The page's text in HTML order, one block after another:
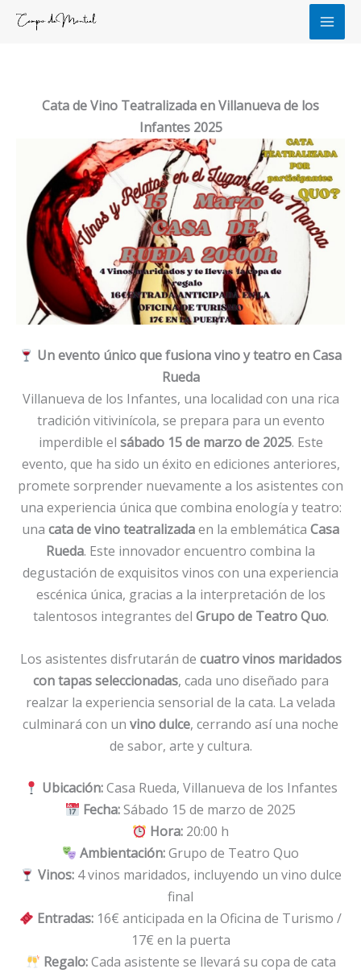
Cata de Vino Teatralizada en Villanueva de los
Infantes 2025
Un evento único que fusiona vino y teatro en Casa
Rueda
Villanueva de los Infantes, una localidad con una rica
tradición vitivinícola, se prepara para un evento
imperdible el sábado 15 de marzo de 2025. Este
evento, que ha sido un éxito en ediciones anteriores,
promete sorprender nuevamente a los asistentes con
una experiencia única que combina enología y teatro:
una cata de vino teatralizadaen la emblemática Casa
Rueda. Este innovador encuentro combina la
degustación de exquisitos vinos con una experiencia
escénica única, gracias a la interpretación de los
talentosos integrantes del Grupo de Teatro Quo.
Los asistentes disfrutarán de cuatro vinos maridados
con tapas seleccionadas, cada uno diseñado para
realzar la experiencia sensorial de la cata. La velada
culminará con un vino dulce, cerrando así una noche
de sabor, arte y cultura.
Ubicación:Casa Rueda, Villanueva de los Infantes
Fecha:Sábado 15 de marzo de 2025
Hora: 20:00 h
Ambientación:Grupo de Teatro Quo
Vinos:4 vinos maridados, incluyendo un vino dulce
final
Entradas: 16€ anticipada en la Oficina de Turismo /
17€ en la puerta
Regalo:Cada asistente se llevará su copa de cata